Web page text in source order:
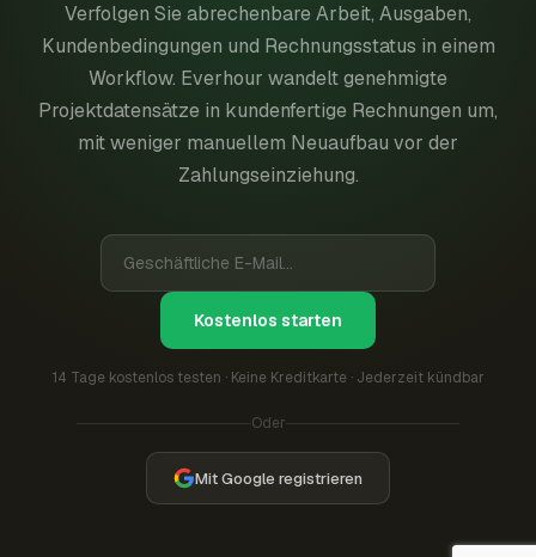
Verfolgen Sie abrechenbare Arbeit, Ausgaben,
Kundenbedingungen und Rechnungsstatus in einem
Workflow. Everhour wandelt genehmigte
Projektdatensätze in kundenfertige Rechnungen um,
mit weniger manuellem Neuaufbau vor der
Zahlungseinziehung.
Kostenlos starten
14 Tage kostenlos testen · Keine Kreditkarte · Jederzeit kündbar
Oder
Mit Google registrieren